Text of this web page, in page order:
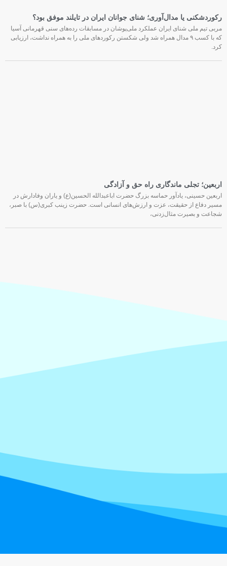
رکوردشکنی یا مدال‌آوری؛ شنای جوانان ایران در تایلند موفق بود؟
مربی تیم ملی شنای ایران عملکرد ملی‌پوشان در مسابقات رده‌های سنی قهرمانی آسیا
که با کسب ۹ مدال همراه شد ولی شکستن رکوردهای ملی را به همراه نداشت، ارزیابی
کرد.
اربعین؛ تجلی ماندگاری راه حق و آزادگی
اربعین حسینی، یادآور حماسه بزرگ حضرت اباعبدالله الحسین(ع) و یاران وفادارش در
مسیر دفاع از حقیقت، عزت و ارزش‌های انسانی است. حضرت زینب کبری(س) با صبر،
شجاعت و بصیرت مثال‌زدنی،